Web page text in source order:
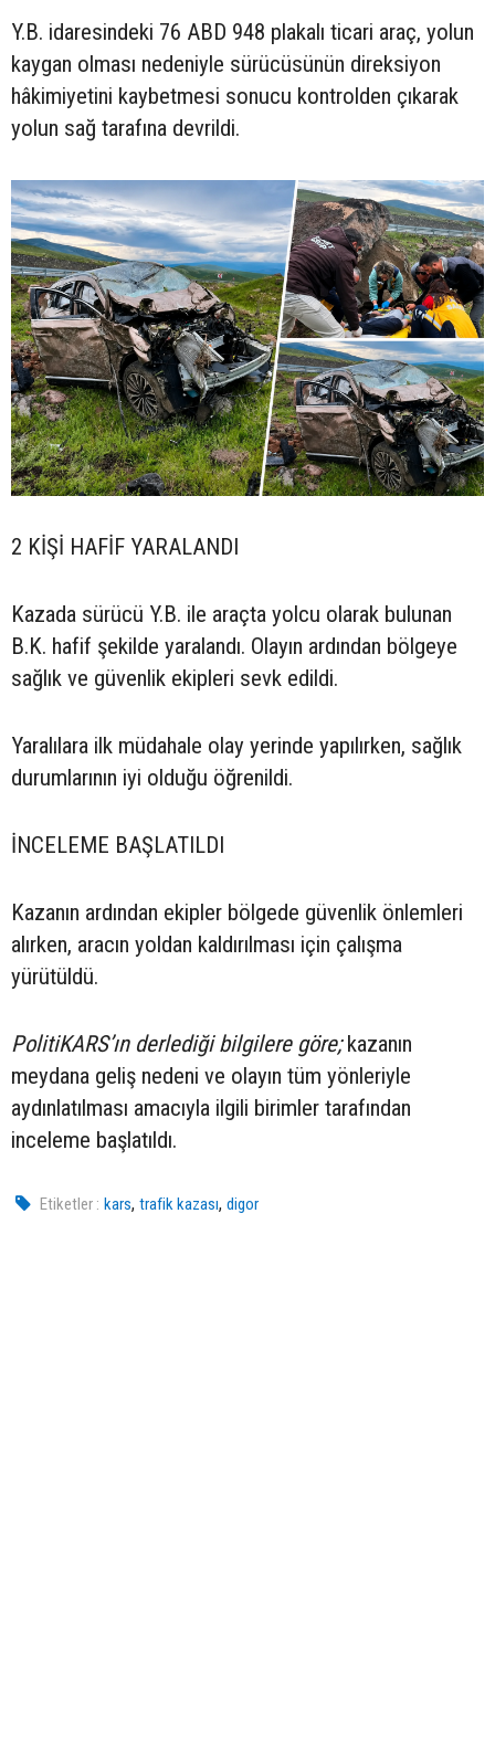
Y.B. idaresindeki 76 ABD 948 plakalı ticari araç, yolun
kaygan olması nedeniyle sürücüsünün direksiyon
hâkimiyetini kaybetmesi sonucu kontrolden çıkarak
yolun sağ tarafına devrildi.
2 KİŞİ HAFİF YARALANDI
Kazada sürücü Y.B. ile araçta yolcu olarak bulunan
B.K. hafif şekilde yaralandı. Olayın ardından bölgeye
sağlık ve güvenlik ekipleri sevk edildi.
Yaralılara ilk müdahale olay yerinde yapılırken, sağlık
durumlarının iyi olduğu öğrenildi.
İNCELEME BAŞLATILDI
Kazanın ardından ekipler bölgede güvenlik önlemleri
alırken, aracın yoldan kaldırılması için çalışma
yürütüldü.
PolitiKARS’ın derlediği bilgilere göre;kazanın
meydana geliş nedeni ve olayın tüm yönleriyle
aydınlatılması amacıyla ilgili birimler tarafından
inceleme başlatıldı.
Etiketler : kars,trafik kazası,digor